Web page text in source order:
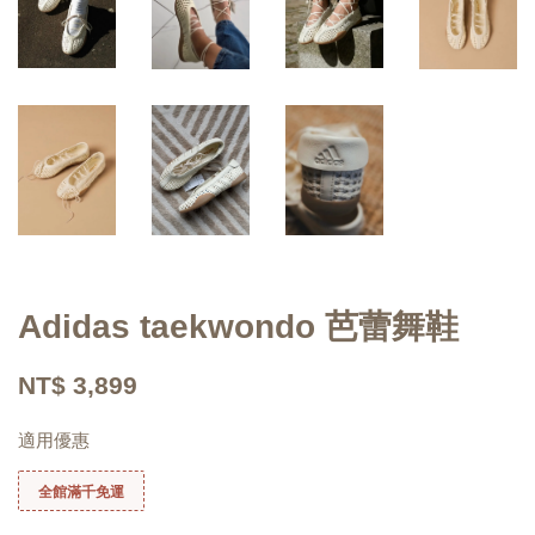
Adidas taekwondo 芭蕾舞鞋
NT$ 3,899
適用優惠
全館滿千免運